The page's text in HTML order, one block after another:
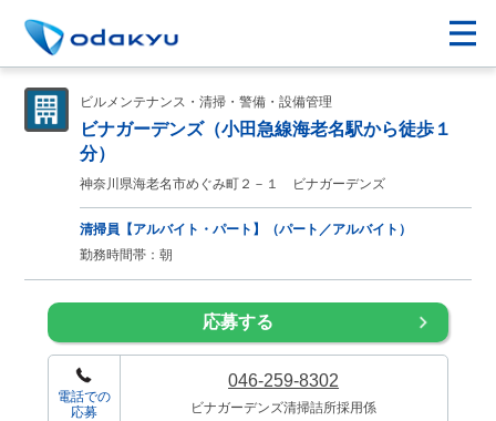
ビルメンテナンス・清掃・警備・設備管理
ビナガーデンズ（小田急線海老名駅から徒歩１
分）
神奈川県海老名市めぐみ町２－１ ビナガーデンズ
清掃員【アルバイト・パート】（パート／アルバイト）
勤務時間帯：朝
応募する
電話での
応募
046-259-8302
ビナガーデンズ清掃詰所採用係